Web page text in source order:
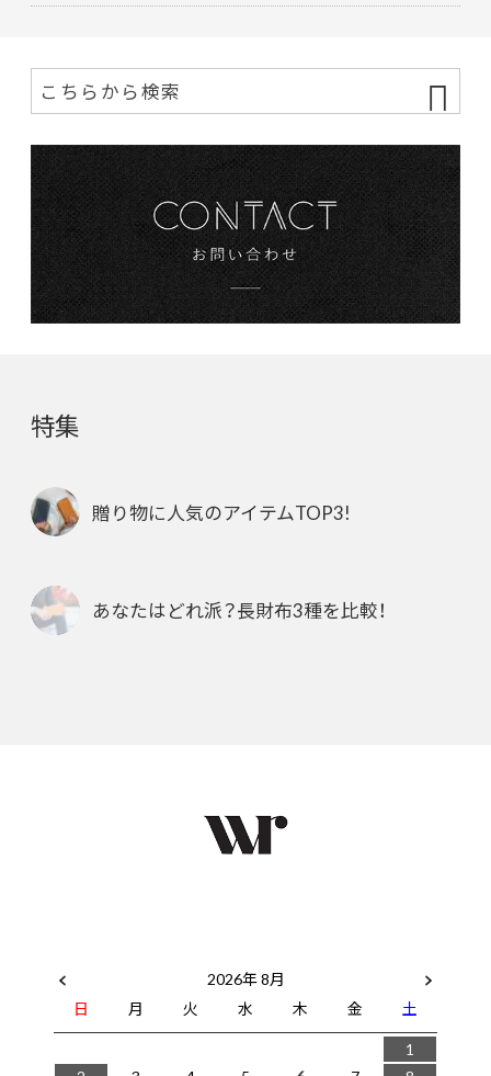
特集
贈り物に人気のアイテムTOP3!
あなたはどれ派？長財布3種を比較！
2026年 8月
日
月 火 水 木 金
土
1